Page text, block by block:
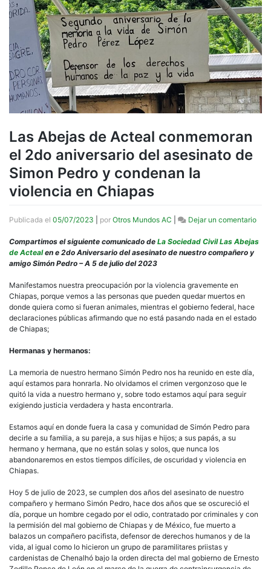
Las Abejas de Acteal conmemoran
el 2do aniversario del asesinato de
Simon Pedro y condenan la
violencia en Chiapas
Publicada el 05/07/2023 por Otros Mundos AC Dejar un comentarioen
del
Compartimos el siguiente comunicado de La Sociedad Civil Las Abejas
de Actealen e 2do Aniversario del asesinato de nuestro compañero y
amigo Simón Pedro – A 5 de julio del 2023
Manifestamos nuestra preocupación por la violencia gravemente en
Chiapas, porque vemos a las personas que pueden quedar muertos en
donde quiera como si fueran animales, mientras el gobierno federal, hace
declaraciones públicas afirmando que no está pasando nada en el estado
de Chiapas;
Hermanas y hermanos:
La memoria de nuestro hermano Simón Pedro nos ha reunido en este día,
aquí estamos para honrarla. No olvidamos el crimen vergonzoso que le
quitó la vida a nuestro hermano y, sobre todo estamos aquí para seguir
exigiendo justicia verdadera y hasta encontrarla.
Estamos aquí en donde fuera la casa y comunidad de Simón Pedro para
decirle a su familia, a su pareja, a sus hijas e hijos; a sus papás, a su
hermano y hermana, que no están solas y solos, que nunca los
abandonaremos en estos tiempos difíciles, de oscuridad y violencia en
Chiapas.
Hoy 5 de julio de 2023, se cumplen dos años del asesinato de nuestro
compañero y hermano Simón Pedro, hace dos años que se oscureció el
día, porque un hombre cegado por el odio, contratado por criminales y con
la permisión del mal gobierno de Chiapas y de México, fue muerto a
balazos un compañero pacifista, defensor de derechos humanos y de la
vida, al igual como lo hicieron un grupo de paramilitares priistas y
cardenistas de Chenalhó bajo la orden directa del mal gobierno de Ernesto